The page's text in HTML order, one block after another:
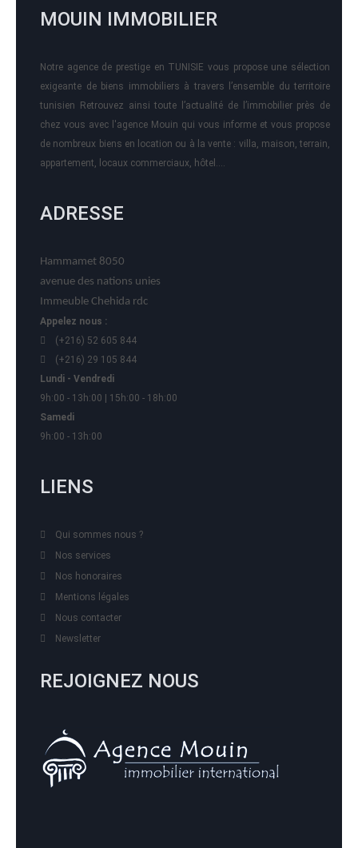
MOUIN IMMOBILIER
Notre agence de prestige en TUNISIE vous propose une sélection
exigeante de biens immobiliers à travers l’ensemble du territoire
tunisien Retrouvez ainsi toute l’actualité de l’immobilier près de
chez vous avec l'agence Mouin qui vous informe et vous propose
de nombreux biens en location ou à la vente : villa, maison, terrain,
appartement, locaux commerciaux, hôtel….
ADRESSE
Hammamet 8050
avenue des nations unies
Immeuble Chehida rdc
Appelez nous :
(+216) 52 605 844
(+216) 29 105 844
Lundi - Vendredi
9h:00 - 13h:00 | 15h:00 - 18h:00
Samedi
9h:00 - 13h:00
LIENS
Qui sommes nous ?
Nos services
Nos honoraires
Mentions légales
Nous contacter
Newsletter
REJOIGNEZ NOUS